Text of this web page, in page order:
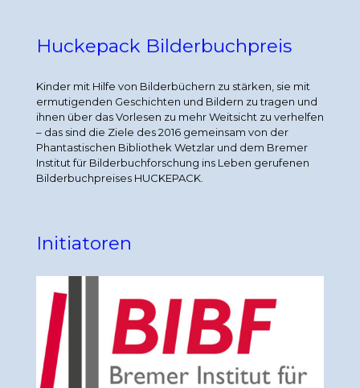
Huckepack Bilderbuchpreis
Kinder mit Hilfe von Bilderbüchern zu stärken, sie mit
ermutigenden Geschichten und Bildern zu tragen und
ihnen über das Vorlesen zu mehr Weitsicht zu verhelfen
– das sind die Ziele des 2016 gemeinsam von der
Phantastischen Bibliothek Wetzlar und dem Bremer
Institut für Bilderbuchforschung ins Leben gerufenen
Bilderbuchpreises HUCKEPACK.
Initiatoren